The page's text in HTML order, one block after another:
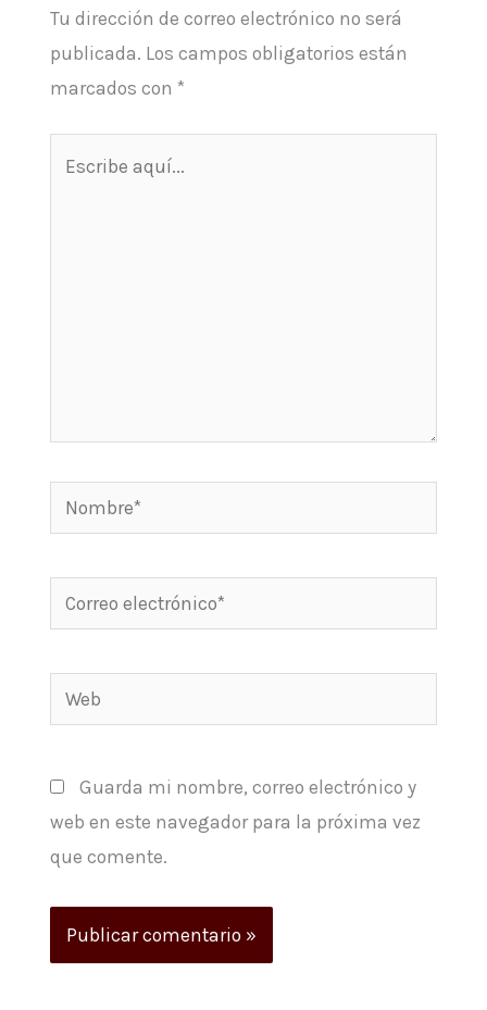
Tu dirección de correo electrónico no será
publicada. Los campos obligatorios están
marcados con *
Nombre*
Correo
electrónico*
Web
Guarda mi nombre, correo electrónico y
web en este navegador para la próxima vez
que comente.